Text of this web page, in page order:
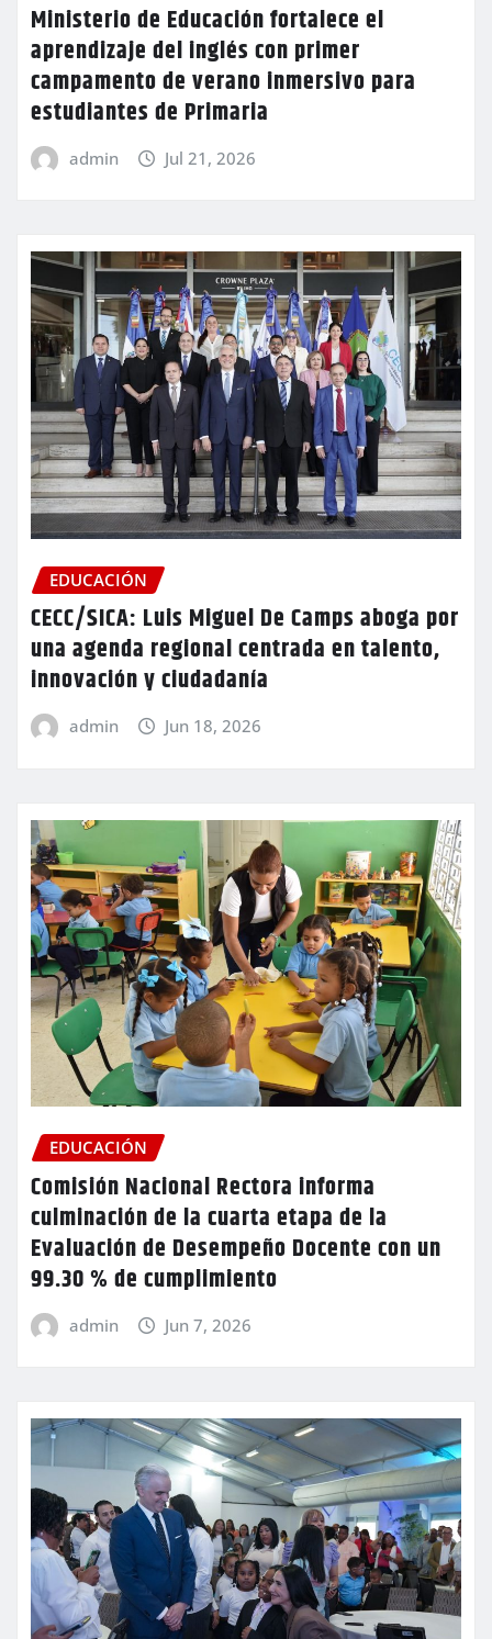
Ministerio de Educación fortalece el
aprendizaje del inglés con primer
campamento de verano inmersivo para
estudiantes de Primaria
admin Jul 21, 2026
EDUCACIÓN
CECC/SICA: Luis Miguel De Camps aboga por
una agenda regional centrada en talento,
innovación y ciudadanía
admin Jun 18, 2026
EDUCACIÓN
Comisión Nacional Rectora informa
culminación de la cuarta etapa de la
Evaluación de Desempeño Docente con un
99.30 % de cumplimiento
admin Jun 7, 2026